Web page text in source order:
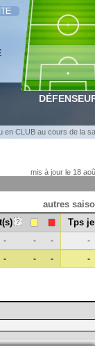
en CLUB au cours de la
mis à jour le 18
autres
? Tps
- - -
-
- - - -